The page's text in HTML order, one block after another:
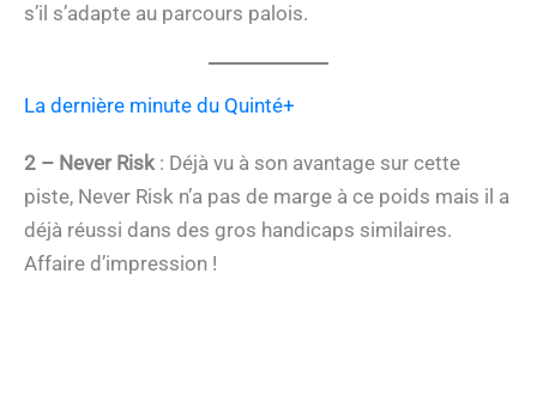
s’il s’adapte au parcours palois.
La dernière minute du Quinté+
2 – Never Risk: Déjà vu à son avantage sur cette
piste, Never Risk n’a pas de marge à ce poids mais il a
déjà réussi dans des gros handicaps similaires.
Affaire d’impression !